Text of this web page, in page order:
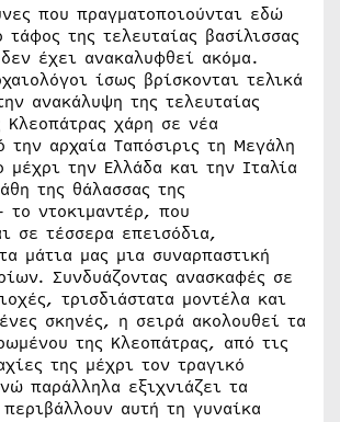
που πραγματοποιούνται εδώ
της τελευταίας βασίλισσας
έχει ανακαλυφθεί ακόμα.
ίσως βρίσκονται τελικά
ανακάλυψη της τελευταίας
Κλεοπάτρας χάρη σε νέα
την αρχαία Ταπόσιρις τη Μεγάλη
μέχρι την Ελλάδα και την Ιταλία
της θάλασσας της
το ντοκιμαντέρ, που
σε τέσσερα επεισόδια,
μάτια μας μια συναρπαστική
Συνδυάζοντας ανασκαφές σε
τρισδιάστατα μοντέλα και
σκηνές, η σειρά ακολουθεί τα
της Κλεοπάτρας, από τις
της μέχρι τον τραγικό
παράλληλα εξιχνιάζει τα
αυτή τη γυναίκα